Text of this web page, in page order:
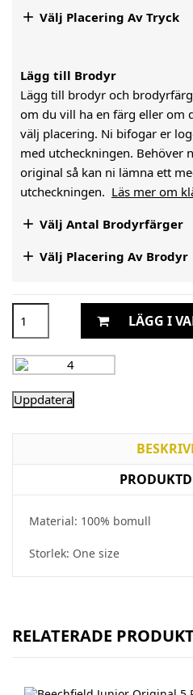
 Välj Placering Av Tryck
Lägg till Brodyr
Lägg till brodyr och
om du vill ha en färg eller om
välj placering. Ni bifogar er
med utcheckningen. Behöver
original så kan ni lämna ett
utcheckningen. Läs mer om
 Välj Antal Brodyrfärger
 Välj Placering Av Brodyr
LÄGG I
Material: 100% bomull
Storlek: One size
RELATERADE